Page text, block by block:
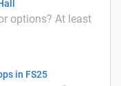
options? At least
in FS25